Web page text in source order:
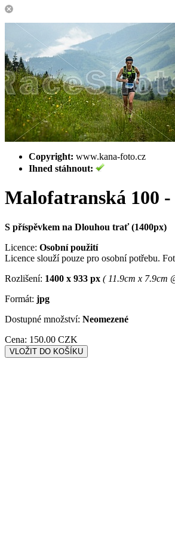
Copyright: www.kana-foto.cz
Ihned stáhnout:
Malofatranská 100 -
S příspěvkem na Dlouhou trať (1400px)
Licence: Osobní použití
Licence slouží pouze pro osobní potřebu.
Rozlišení: 1400 x 933 px ( 11.9cm x 7.9cm
Formát: jpg
Dostupné množství: Neomezené
Cena: 150.00 CZK